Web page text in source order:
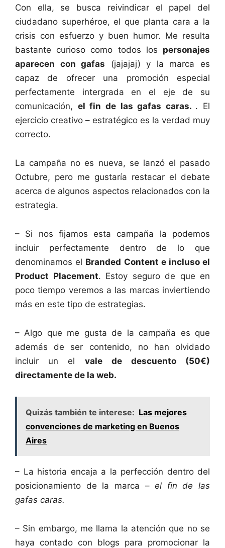
Con ella, se busca reivindicar el papel del
ciudadano superhéroe, el que planta cara a la
crisis con esfuerzo y buen humor. Me resulta
bastante curioso como todos los personajes
aparecen con gafas (jajajaj) y la marca es
capaz de ofrecer una promoción especial
perfectamente intergrada en el eje de su
comunicación, el fin de las gafas caras. . El
ejercicio creativo – estratégico es la verdad muy
correcto.
La campaña no es nueva, se lanzó el pasado
Octubre, pero me gustaría restacar el debate
acerca de algunos aspectos relacionados con la
estrategia.
– Si nos fijamos esta campaña la podemos
incluir perfectamente dentro de lo que
denominamos el Branded Content e incluso el
Product Placement. Estoy seguro de que en
poco tiempo veremos a las marcas inviertiendo
más en este tipo de estrategias.
– Algo que me gusta de la campaña es que
además de ser contenido, no han olvidado
incluir un el vale de descuento (50€)
directamente de la web.
Quizás también te interese: Las mejores
convenciones de marketing en Buenos
Aires
– La historia encaja a la perfección dentro del
posicionamiento de la marca –el fin de las
gafas caras.
– Sin embargo, me llama la atención que no se
haya contado con blogs para promocionar la